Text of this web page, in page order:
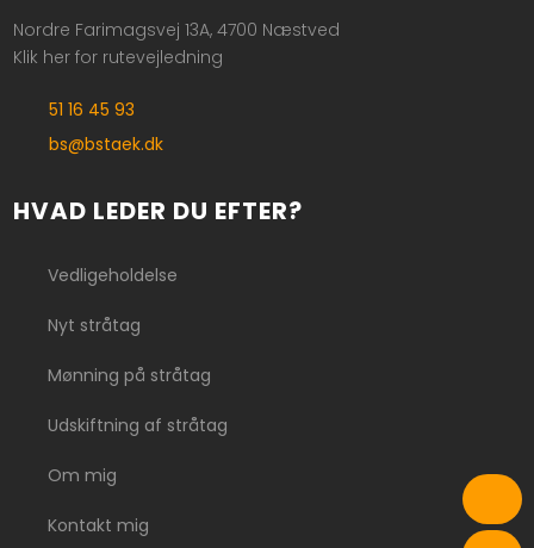
Nordre Farimagsvej 13A, 4700 Næstved
Klik her for rutevejledning
51 16 45 93
bs@bstaek.dk
HVAD LEDER DU EFTER?
Vedligeholdelse
Nyt stråtag
Mønning på stråtag
Udskiftning af stråtag
Om mig
Kontakt mig